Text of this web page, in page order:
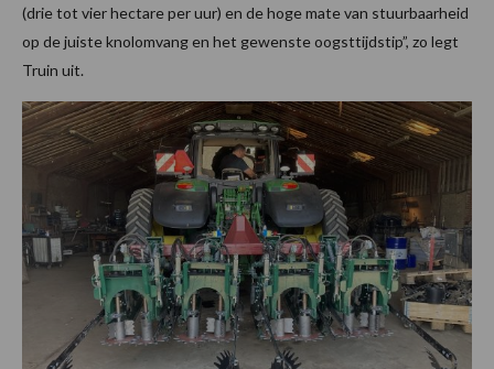
(drie tot vier hectare per uur) en de hoge mate van stuurbaarheid
op de juiste knolomvang en het gewenste oogsttijdstip”, zo legt
Truin uit.